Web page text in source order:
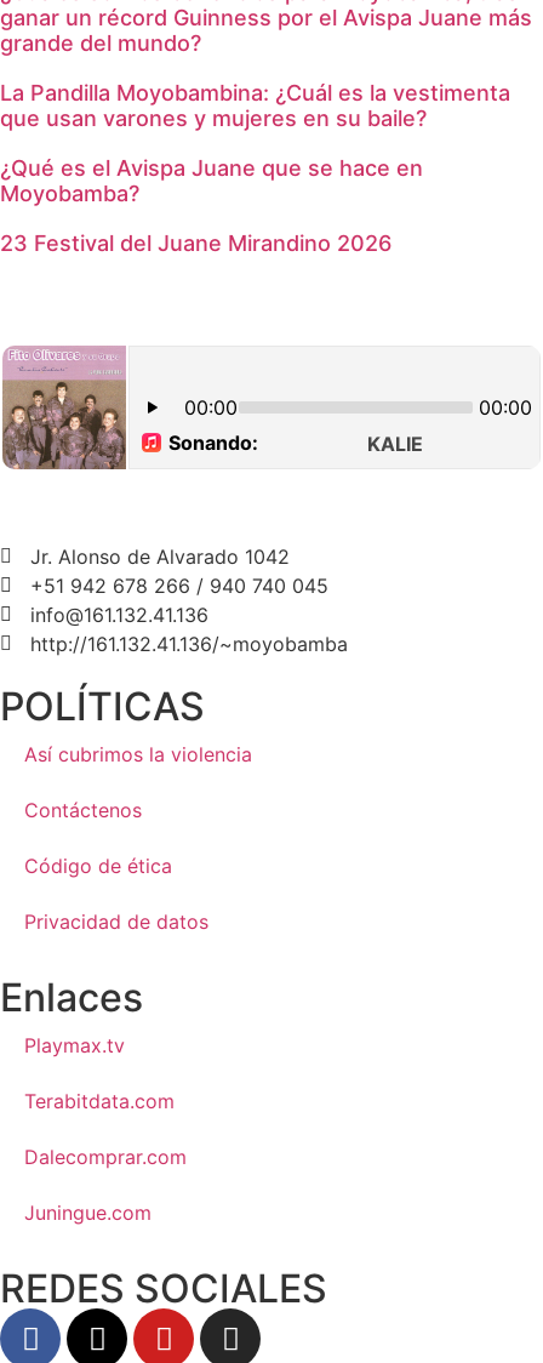
ganar un récord Guinness por el Avispa Juane más
grande del mundo?
La Pandilla Moyobambina: ¿Cuál es la vestimenta
que usan varones y mujeres en su baile?
¿Qué es el Avispa Juane que se hace en
Moyobamba?
23 Festival del Juane Mirandino 2026
Jr. Alonso de Alvarado 1042
+51 942 678 266 / 940 740 045
info@161.132.41.136
http://161.132.41.136/~moyobamba
POLÍTICAS
Así cubrimos la violencia
Contáctenos
Código de ética
Privacidad de datos
Enlaces
Playmax.tv
Terabitdata.com
Dalecomprar.com
Juningue.com
REDES SOCIALES